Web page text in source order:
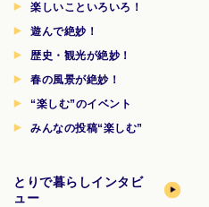
楽しいこといろいろ！
遊んで絶妙！
歴史・観光が絶妙！
春の風景が絶妙！
“楽しむ”のイベント
みんなの投稿“楽しむ”
とりで暮らしインタビ
ュー